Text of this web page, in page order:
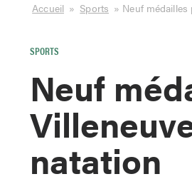
Accueil » Sports » Neuf médailles
SPORTS
Neuf
natation